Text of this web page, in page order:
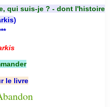
qui suis-je ? - dont l'histoire
)
le livre